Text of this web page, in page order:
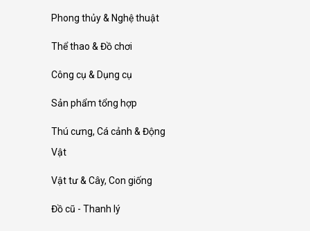
Phong thủy & Nghệ thuật
Thể thao & Đồ chơi
Công cụ & Dụng cụ
Sản phẩm tổng hợp
Thú cưng, Cá cảnh & Động
Vật
Vật tư & Cây, Con giống
Đồ cũ - Thanh lý